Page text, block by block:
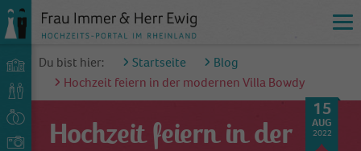
Du bist hier: Startseite
Blog
Hochzeit feiern in der modernen Villa Bowdy
Hochzeit feiern in der
15
AUG
2022